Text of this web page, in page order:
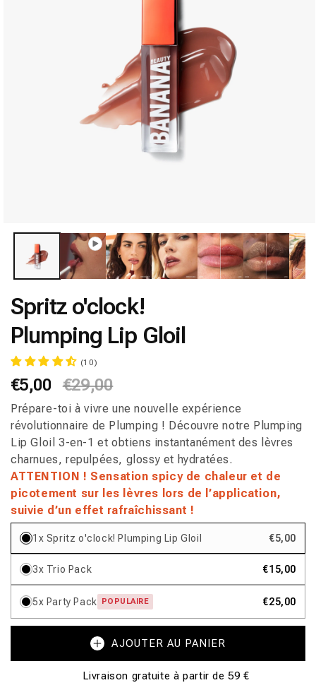
Ouvrir
média
une
fenêtre
modale
Spritz o'clock!
Plumping Lip Gloil
(10)
Prix
habituel
€5,00 Prix
promotionnel
€29,00
Prépare-toi à vivre une nouvelle expérience
révolutionnaire de Plumping ! Découvre notre Plumping
Lip Gloil 3-en-1 et obtiens instantanément des lèvres
charnues, repulpées, glossy et hydratées.
ATTENTION ! Sensation spicy de chaleur et de
picotement sur les lèvres lors de l’application,
suivie d’un effet rafraîchissant !
1x Spritz o'clock! Plumping Lip Gloil €5,00
3x Trio Pack €15,00
5x Party Pack POPULAIRE €25,00
AJOUTER AU PANIER
Livraison gratuite à partir de 59 €